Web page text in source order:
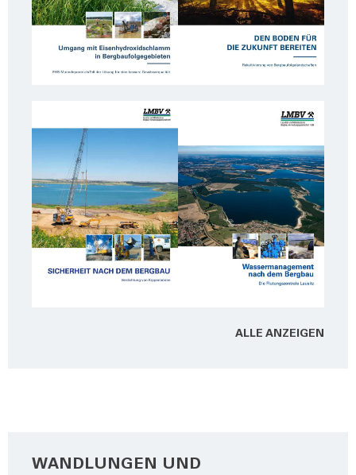
ALLE ANZEI­GEN
WANDLUNGEN UND